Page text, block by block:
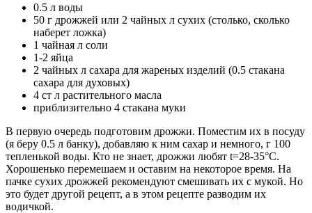
0.5 л воды
50 г дрожжей или 2 чайных л сухих (столько, сколько
наберет ложка)
1 чайная л соли
1-2 яйца
2 чайных л сахара для жареных изделий (0.5 стакана
сахара для духовых)
4 ст л растительного масла
приблизительно 4 стакана муки
В первую очередь подготовим дрожжи. Поместим их в посуду
(я беру 0.5 л банку), добавляю к ним сахар и немного, г 100
тепленькой воды. Кто не знает, дрожжи любят t=28-35°С.
Хорошенько перемешаем и оставим на некоторое время. На
пачке сухих дрожжей рекомендуют смешивать их с мукой. Но
это будет другой рецепт, а в этом рецепте разводим их
водичкой.